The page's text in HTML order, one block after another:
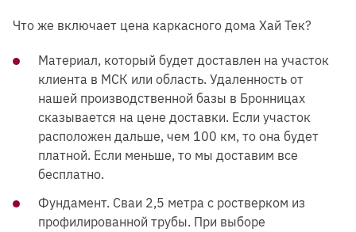
Что же включает цена каркасного дома Хай Тек?
Материал, который будет доставлен на участок
клиента в МСК или область. Удаленность от
нашей производственной базы в Бронницах
сказывается на цене доставки. Если участок
расположен дальше, чем 100 км, то она будет
платной. Если меньше, то мы доставим все
бесплатно.
Фундамент. Сваи 2,5 метра с ростверком из
профилированной трубы. При выборе